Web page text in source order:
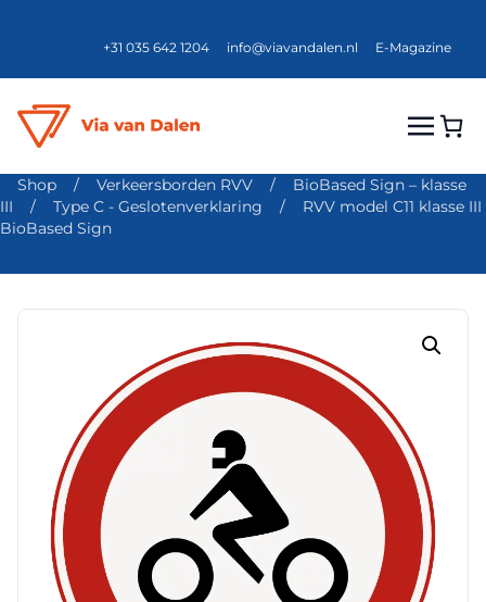
+31 035 642 1204 info@viavandalen.nl E-Magazine
Shop / Verkeersborden RVV /
BioBased Sign – klasse
III
/ Type C - Geslotenverklaring /
RVV model C11 klasse III
BioBased Sign